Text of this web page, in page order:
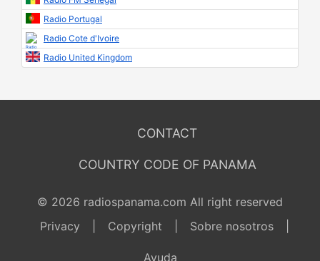
Radio Portugal
Radio Cote d'Ivoire
Radio United Kingdom
CONTACT
COUNTRY CODE OF PANAMA
© 2026 radiospanama.com All right reserved
Privacy
Copyright Sobre nosotros
Ayuda